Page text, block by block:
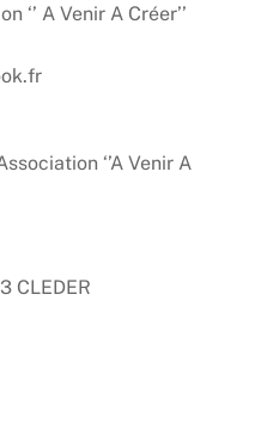
‘’ A Venir A Créer’’
‘’A Venir A
CLEDER